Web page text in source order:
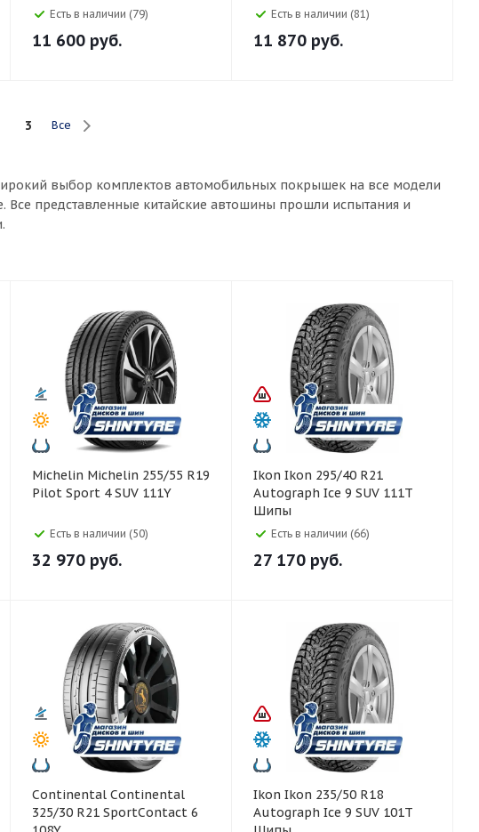
Есть в наличии (79)
11 600 руб.
Есть в наличии (81)
11 870 руб.
3 Все
выбор комплектов автомобильных покрышек на все модели
представленные китайские автошины прошли испытания и
Michelin Michelin 255/55 R19
Pilot Sport 4 SUV 111Y
Есть в наличии (50)
32 970 руб.
Ikon Ikon 295/40 R21
Autograph Ice 9 SUV 111T
Шипы
Есть в наличии (66)
27 170 руб.
Continental Continental
325/30 R21 SportContact 6
Ikon Ikon 235/50 R18
Autograph Ice 9 SUV 101T